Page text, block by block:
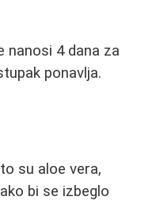
nanosi 4 dana za
ponavlja.
su aloe vera,
bi se izbeglo